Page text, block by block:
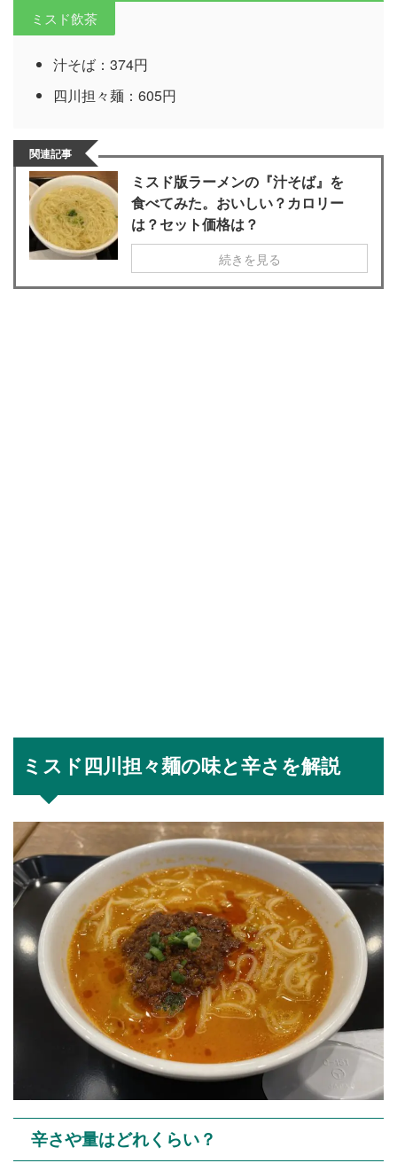
ミスド飲茶
汁そば：374円
四川担々麺：605円
関連記事
ミスド版ラーメンの『汁そば』を
食べてみた。おいしい？カロリー
は？セット価格は？
続きを見る
ミスド四川担々麺の味と辛さを解説
辛さや量はどれくらい？